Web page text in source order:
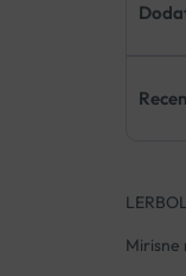
Mirisne